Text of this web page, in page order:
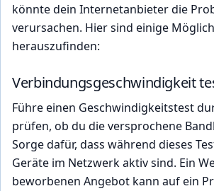
könnte dein Internetanbieter die
verursachen. Hier sind einige
herauszufinden:
Verbindungsgeschwindigkeit
Führe einen Geschwindigkeitstest
prüfen, ob du die versprochene
Sorge dafür, dass während dieses
Geräte im Netzwerk aktiv sind. Ein
beworbenen Angebot kann auf ein